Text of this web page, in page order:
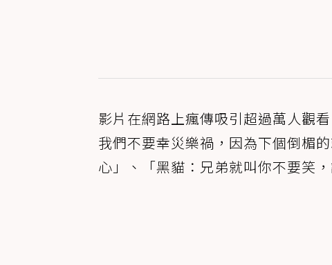
影片在網路上瘋傳吸引超過萬人觀
我們不要幸災樂禍，因為下個倒楣
心」、「黑貓：兄弟就叫你不要笑